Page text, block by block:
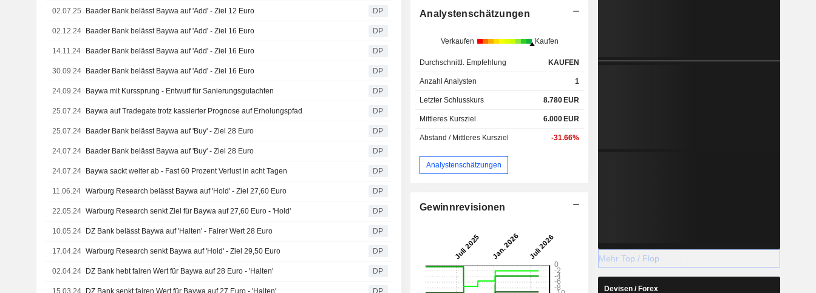
02.07.25 Baader Bank belässt Baywa auf 'Add' - Ziel 12 Euro DP
02.12.24 Baader Bank belässt Baywa auf 'Add' - Ziel 16 Euro DP
14.11.24 Baader Bank belässt Baywa auf 'Add' - Ziel 16 Euro DP
30.09.24 Baader Bank belässt Baywa auf 'Add' - Ziel 16 Euro DP
24.09.24 Baywa mit Kurssprung - Entwurf für Sanierungsgutachten DP
25.07.24 Baywa auf Tradegate trotz kassierter Prognose auf Erholungspfad DP
25.07.24 Baader Bank belässt Baywa auf 'Buy' - Ziel 28 Euro DP
24.07.24 Baader Bank belässt Baywa auf 'Buy' - Ziel 28 Euro DP
24.07.24 Baywa sackt weiter ab - Fast 60 Prozent Verlust in acht Tagen DP
11.06.24 Warburg Research belässt Baywa auf 'Hold' - Ziel 27,60 Euro DP
22.05.24 Warburg Research senkt Ziel für Baywa auf 27,60 Euro - 'Hold' DP
10.05.24 DZ Bank belässt Baywa auf 'Halten' - Fairer Wert 28 Euro DP
17.04.24 Warburg Research senkt Baywa auf 'Hold' - Ziel 29,50 Euro DP
02.04.24 DZ Bank hebt fairen Wert für Baywa auf 28 Euro - 'Halten' DP
15.03.24 DZ Bank senkt fairen Wert für Baywa auf 27 Euro - 'Halten' DP
Analystenschätzungen
Verkaufen Kaufen
Durchschnittl. Empfehlung KAUFEN
Anzahl Analysten 1
Letzter Schlusskurs 8.780 EUR
Mittleres Kursziel 6.000 EUR
Abstand / Mittleres Kursziel -31.66%
Analystenschätzungen
Gewinnrevisionen
Mehr Top / Flop
Devisen / Forex